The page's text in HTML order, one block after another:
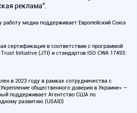
реклама".
работу медиа поддерживает Европейский Союз
сертификация в соответствии с программой
Initiative (JTI) и стандартов ISO CWA 17493:
в 2023 году в рамках сотрудничества с
общественного доверия в Украине» —
поддерживает Агентство США по
развитию (USAID)